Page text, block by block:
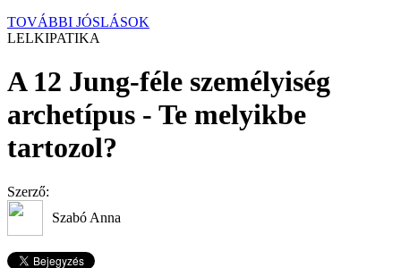
TOVÁBBI JÓSLÁSOK
LELKIPATIKA
A 12 Jung-féle személyiség
archetípus - Te melyikbe
tartozol?
Szerző:
Szabó Anna